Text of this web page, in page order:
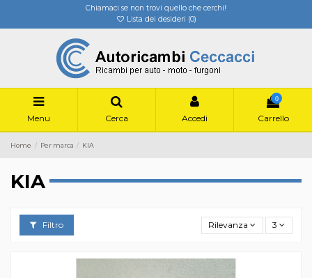
Chiamaci se non trovi quello che cerchi!
Lista dei desideri (0)
Menu Cerca Accedi
0
Carrello
Home Per marca KIA
KIA
Filtro Rilevanza 3